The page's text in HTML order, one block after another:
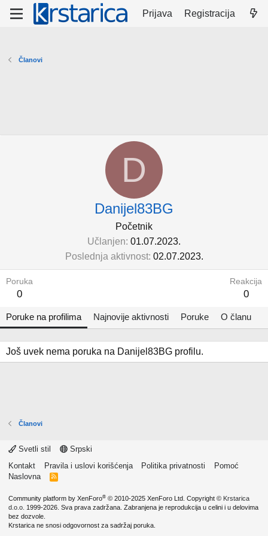
Prijava Registracija
Članovi
D
Danijel83BG
Početnik
Učlanjen 01.07.2023.
Poslednja aktivnost 02.07.2023.
Poruka
0
Reakcija
0
Poruke na profilima Najnovije aktivnosti Poruke O članu
Još uvek nema poruka na Danijel83BG profilu.
Članovi
Svetli stil
Srpski
Kontakt
Pravila i uslovi korišćenja Politika privatnosti
Pomoć
Naslovna
R
Community platform by XenForo® © 2010-2025 XenForo Ltd. Copyright © Krstarica
d.o.o. 1999-2026. Sva prava zadržana. Zabranjena je reprodukcija u celini i u delovima
bez dozvole.
Krstarica ne snosi odgovornost za sadržaj poruka.